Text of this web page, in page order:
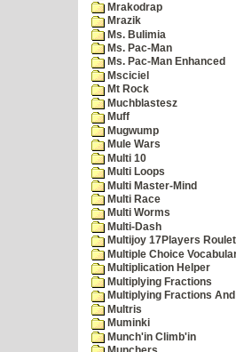
Mrakodrap
Mrazik
Ms. Bulimia
Ms. Pac-Man
Ms. Pac-Man Enhanced
Msciciel
Mt Rock
Muchblastesz
Muff
Mugwump
Mule Wars
Multi 10
Multi Loops
Multi Master-Mind
Multi Race
Multi Worms
Multi-Dash
Multijoy 17Players
Multiple Choice
Multiplication Helper
Multiplying Fractions
Multiplying Fractions
Multris
Muminki
Munch'in Climb'in